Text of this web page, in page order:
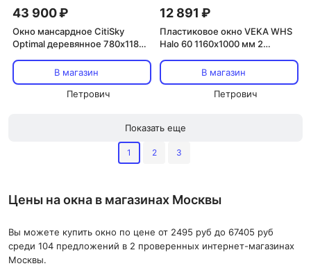
43 900 ₽
Окно мансардное CitiSky
Optimal деревянное 780х1180
В магазин
Петрович
12 891 ₽
Пластиковое окно VEKA WHS
Halo 60 1160х1000 мм 2
поворотно-откидная
однокамерное
В магазин
Петрович
Показать еще
1 2 3
Цены на окна в магазинах Москвы
Вы можете купить окно по цене от 2495 руб до 67405 руб
среди 104 предложений в 2 проверенных интернет-магазинах
Москвы.